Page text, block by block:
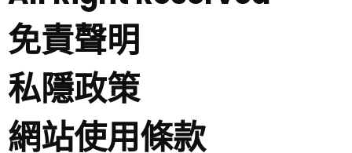
免責聲明
私隱政策
網站使用條款